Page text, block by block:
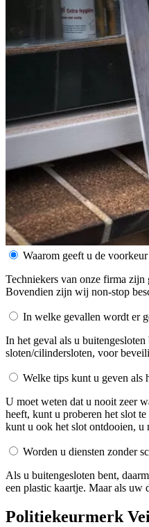
Waarom geeft u de
Techniekers van onze firma
Bovendien zijn wij non-stop
In welke gevallen wordt er
In het geval als u
sloten/cilindersloten, voor
Welke tips kunt u geven als
U moet weten dat u nooit zeer
heeft, kunt u proberen het slot
kunt u ook het slot ontdooien, u
Worden u diensten zonder
Als u buitengesloten bent,
een plastic kaartje. Maar als uw
Politiekeurmerk